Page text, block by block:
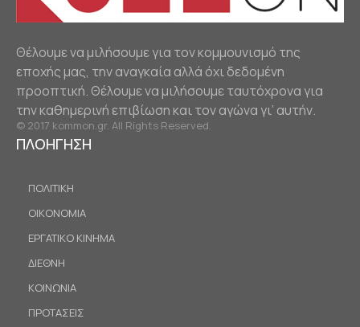
Θέλουμε να μιλήσουμε για τον κομμουνισμό της
εποχής μας, την αναγκαία αλλά όχι δεδομένη
προοπτική. Θέλουμε να μιλήσουμε ταυτόχρονα για
την καθημερινή επιβίωση και τον αγώνα γι’ αυτήν.
© 2017 kommon.gr. All Rights Reserved.
ΠΛΟΗΓΗΣΗ
ΠΟΛΙΤΙΚΗ
ΟΙΚΟΝΟΜΙΑ
ΕΡΓΑΤΙΚΟ ΚΙΝΗΜΑ
ΔΙΕΘΝΗ
ΚΟΙΝΩΝΙΑ
ΠΡΟΤΑΣΕΙΣ